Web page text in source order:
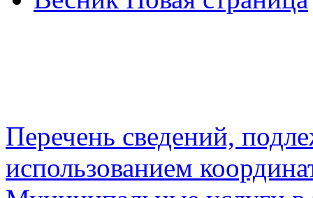
Перечень сведений,
использованием